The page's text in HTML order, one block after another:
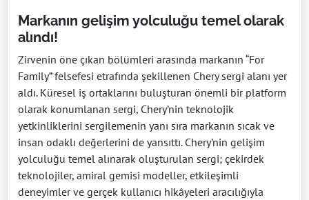
Markanın gelişim yolculuğu temel olarak
alındı!
Zirvenin öne çıkan bölümleri arasında markanın “For
Family” felsefesi etrafında şekillenen Chery sergi alanı yer
aldı. Küresel iş ortaklarını buluşturan önemli bir platform
olarak konumlanan sergi, Chery’nin teknolojik
yetkinliklerini sergilemenin yanı sıra markanın sıcak ve
insan odaklı değerlerini de yansıttı. Chery’nin gelişim
yolculuğu temel alınarak oluşturulan sergi; çekirdek
teknolojiler, amiral gemisi modeller, etkileşimli
deneyimler ve gerçek kullanıcı hikâyeleri aracılığıyla